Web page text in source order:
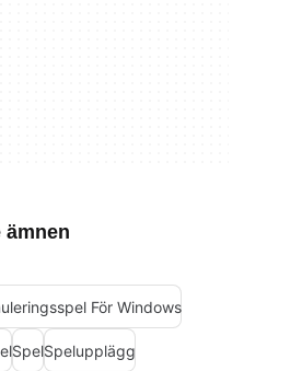
ämnen
För Windows
SpelSpelupplägg